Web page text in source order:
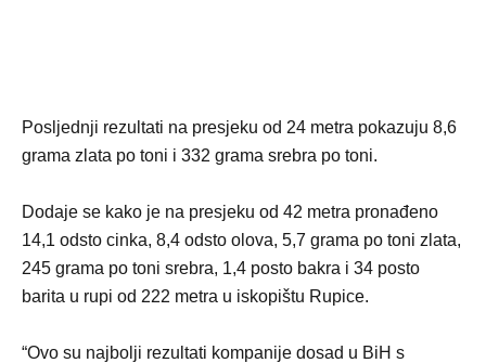
Posljednji rezultati na presjeku od 24 metra pokazuju 8,6
grama zlata po toni i 332 grama srebra po toni.
Dodaje se kako je na presjeku od 42 metra pronađeno
14,1 odsto cinka, 8,4 odsto olova, 5,7 grama po toni zlata,
245 grama po toni srebra, 1,4 posto bakra i 34 posto
barita u rupi od 222 metra u iskopištu Rupice.
“Ovo su najbolji rezultati kompanije dosad u BiH s